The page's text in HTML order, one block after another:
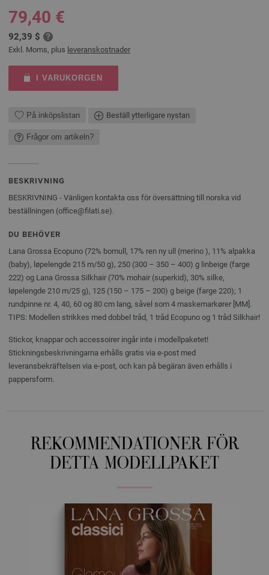
79,40 €
92,39 $
Exkl. Moms, plus leveranskostnader
I VARUKORGEN
På inköpslistan Beställ ytterligare nystan
Frågor om artikeln?
BESKRIVNING
BESKRIVNING - Vänligen kontakta oss för översättning till norska vid
beställningen (office@filati.se).
DU BEHÖVER
Lana Grossa Ecopuno (72% bomull, 17% ren ny ull (merino ), 11% alpakka
(baby), løpelengde 215 m/50 g), 250 (300 – 350 – 400) g linbeige (farge
222) og Lana Grossa Silkhair (70% mohair (superkid), 30% silke,
løpelengde 210 m/25 g), 125 (150 – 175 – 200) g beige (farge 220); 1
rundpinne nr. 4, 40, 60 og 80 cm lang, såvel som 4 maskemarkører [MM].
TIPS: Modellen strikkes med dobbel tråd, 1 tråd Ecopuno og 1 tråd Silkhair!
Stickor, knappar och accessoirer ingår inte i modellpaketet!
Stickningsbeskrivningarna erhålls gratis via e-post med
leveransbekräftelsen via e-post, och kan på begäran även erhålls i
pappersform.
REKOMMENDATIONER FÖR
DETTA MODELLPAKET